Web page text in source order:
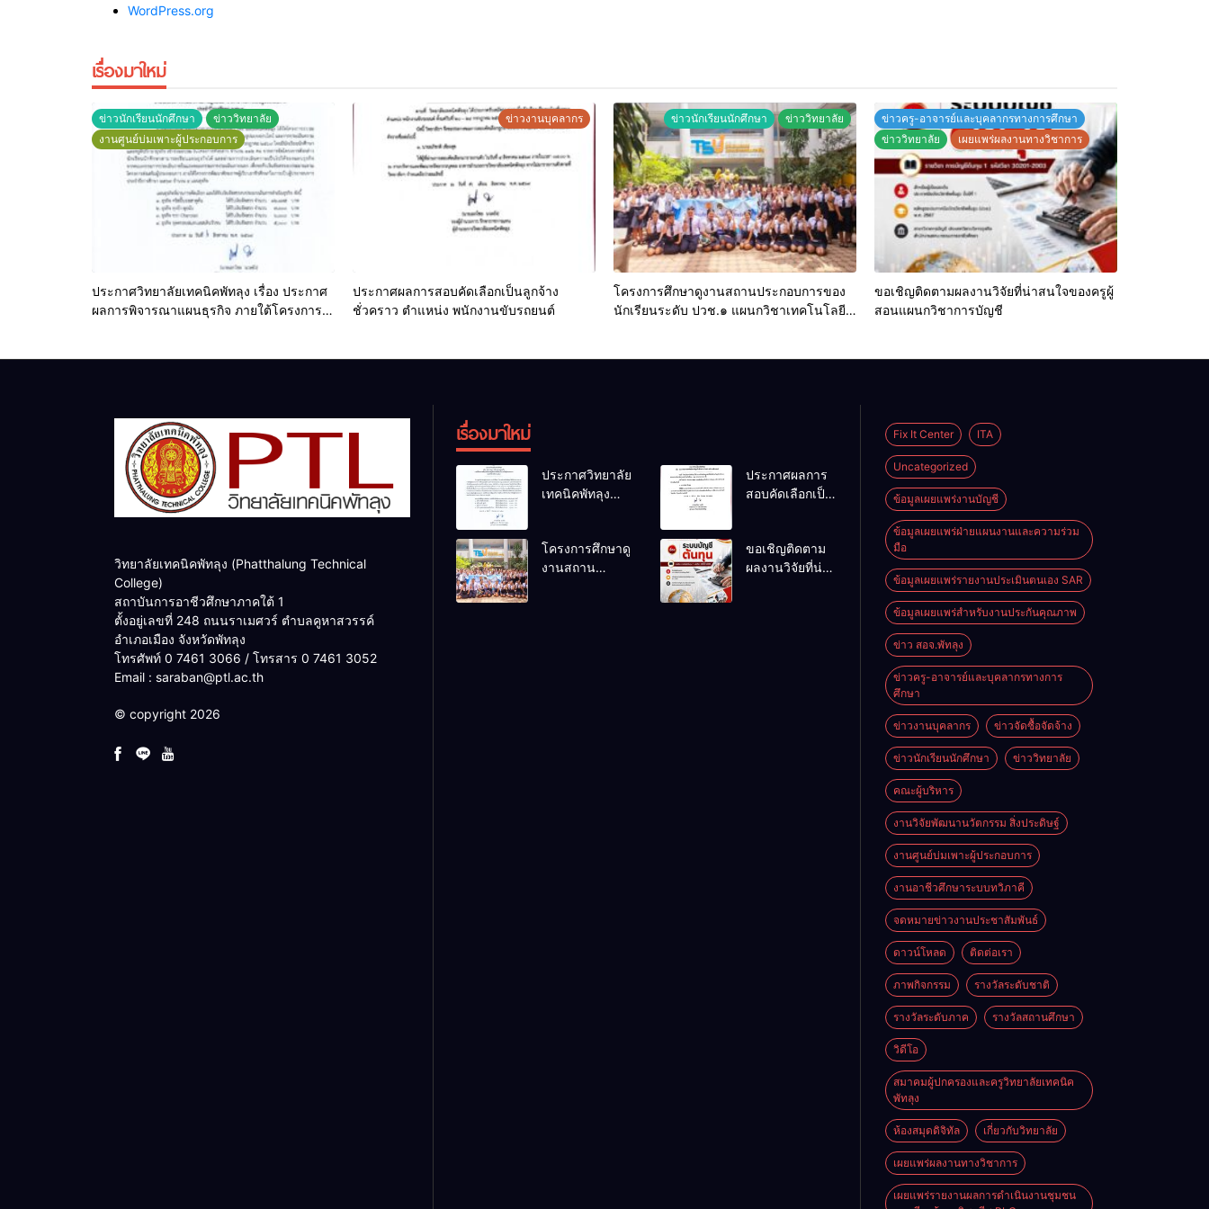
WordPress.org
เรื่องมาใหม่
ข่าวนักเรียนนักศึกษา
ข่าววิทยาลัย
งานศูนย์บ่มเพาะผู้ประกอบการ
ประกาศวิทยาลัยเทคนิคพัทลุง เรื่อง ประกาศ
ผลการพิจารณาแผนธุรกิจ ภายใต้โครงการ
ข่าวงานบุคลากร
ประกาศผลการสอบคัดเลือกเป็นลูกจ้าง
ชั่วคราว ตำแหน่ง พนักงานขับรถยนต์
ข่าวนักเรียนนักศึกษา ข่าววิทยาลัย
โครงการศึกษาดูงานสถานประกอบการของ
นักเรียนระดับ ปวช.๑ แผนกวิชาเทคโนโลยี
ข่าวครู-อาจารย์และบุคลากรทางการศึกษา
ข่าววิทยาลัย
เผยแพร่ผลงานทางวิชาการ
ขอเชิญติดตามผลงานวิจัยที่น่าสนใจของครูผู้
สอนแผนกวิชาการบัญชี
วิทยาลัยเทคนิคพัทลุง (Phatthalung Technical
College)
สถาบันการอาชีวศึกษาภาคใต้ 1
ตั้งอยู่เลขที่ 248 ถนนราเมศวร์ ตำบลคูหาสวรรค์
อำเภอเมือง จังหวัดพัทลุง
โทรศัพท์ 0 7461 3066 / โทรสาร 0 7461 3052
Email : saraban@ptl.ac.th
© copyright 2026
เรื่องมาใหม่
ประกาศวิทยาลัย
เทคนิคพัทลุง
แผนธุรกิจ ภาย
ใต้โครงการ
ประกาศผลการ
สอบคัดเลือกเป็น
พนักงานขับ
รถยนต์
โครงการศึกษาดู
งานสถาน
ขอเชิญติดตาม
ผลงานวิจัยที่น่า
Fix It Center ITA
Uncategorized
ข้อมูลเผยแพร่งานบัญชี
ข้อมูลเผยแพร่ฝ่ายแผนงานและความร่วม
มือ
ข้อมูลเผยแพร่รายงานประเมินตนเอง SAR
ข้อมูลเผยแพร่สำหรับงานประกันคุณภาพ
ข่าว สอจ.พัทลุง
ข่าวครู-อาจารย์และบุคลากรทางการ
ศึกษา
ข่าวงานบุคลากร ข่าวจัดซื้อจัดจ้าง
ข่าวนักเรียนนักศึกษา ข่าววิทยาลัย
คณะผู้บริหาร
งานวิจัยพัฒนานวัตกรรม สิ่งประดิษฐ์
งานศูนย์บ่มเพาะผู้ประกอบการ
งานอาชีวศึกษาระบบทวิภาคี
จดหมายข่าวงานประชาสัมพันธ์
ดาวน์โหลด ติดต่อเรา
ภาพกิจกรรม รางวัลระดับชาติ
รางวัลระดับภาค รางวัลสถานศึกษา
วิดีโอ
สมาคมผู้ปกครองและครูวิทยาลัยเทคนิค
พัทลุง
ห้องสมุดดิจิทัล เกี่ยวกับวิทยาลัย
เผยแพร่ผลงานทางวิชาการ
เผยแพร่รายงานผลการดำเนินงานชุมชน